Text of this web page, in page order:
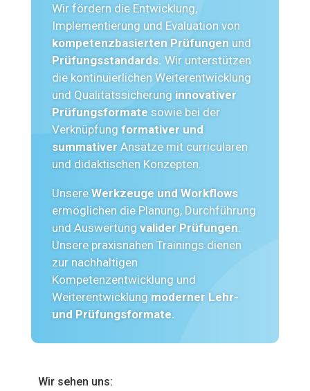
Wir fördern die Entwicklung,
Implementierung und Evaluation von
kompetenzbasierten Prüfungen und
Prüfungsstandards. Wir unterstützen
die kontinuierlichen Weiterentwicklung
und Qualitätssicherung innovativer
Prüfungsformate sowie bei der
Verknüpfung formativer und
summativer Ansätze mit curricularen
und didaktischen Konzepten.
Unsere Werkzeuge und Workflows
ermöglichen die Planung, Durchführung
und Auswertung valider Prüfungen.
Unsere praxisnahen Trainings dienen
zur nachhaltigen
Kompetenzentwicklung und
Weiterentwicklung moderner Lehr-
und Prüfungsformate.
Wir sehen uns: